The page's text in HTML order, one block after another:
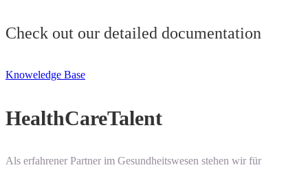
Check out our detailed documentation
Knoweledge Base
HealthCareTalent
Als erfahrener Partner im Gesundheitswesen stehen wir für